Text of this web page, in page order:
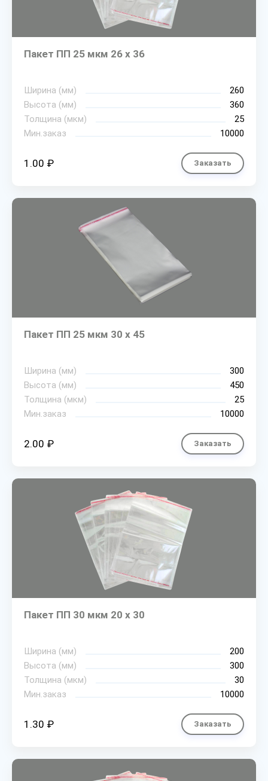
Пакет ПП 25 мкм 26 х 36
Ширина (мм)
260
Высота (мм)
360
Толщина (мкм)
25
Мин.заказ
10000
1.00 ₽ Заказать
Пакет ПП 25 мкм 30 х 45
Ширина (мм)
300
Высота (мм)
450
Толщина (мкм)
25
Мин.заказ
10000
2.00 ₽ Заказать
Пакет ПП 30 мкм 20 х 30
Ширина (мм)
200
Высота (мм)
300
Толщина (мкм)
30
Мин.заказ
10000
1.30 ₽ Заказать